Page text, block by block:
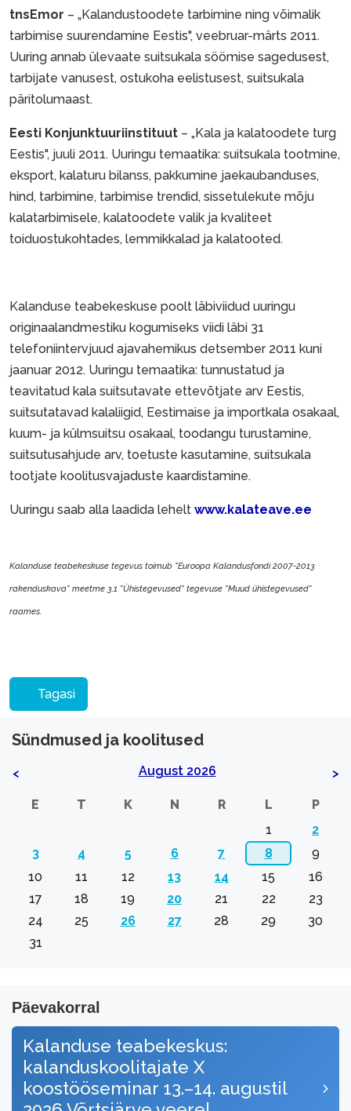
tnsEmor – „Kalandustoodete tarbimine ning võimalik
tarbimise suurendamine Eestis", veebruar-märts 2011.
Uuring annab ülevaate suitsukala söömise sagedusest,
tarbijate vanusest, ostukoha eelistusest, suitsukala
päritolumaast.
Eesti Konjunktuuriinstituut – „Kala ja kalatoodete turg
Eestis", juuli 2011. Uuringu temaatika: suitsukala tootmine,
eksport, kalaturu bilanss, pakkumine jaekaubanduses,
hind, tarbimine, tarbimise trendid, sissetulekute mõju
kalatarbimisele, kalatoodete valik ja kvaliteet
toiduostukohtades, lemmikkalad ja kalatooted.
Kalanduse teabekeskuse poolt läbiviidud uuringu
originaalandmestiku kogumiseks viidi läbi 31
telefoniintervjuud ajavahemikus detsember 2011 kuni
jaanuar 2012. Uuringu temaatika: tunnustatud ja
teavitatud kala suitsutavate ettevõtjate arv Eestis,
suitsutatavad kalaliigid, Eestimaise ja importkala osakaal,
kuum- ja külmsuitsu osakaal, toodangu turustamine,
suitsutusahjude arv, toetuste kasutamine, suitsukala
tootjate koolitusvajaduste kaardistamine.
Uuringu saab alla laadida lehelt www.kalateave.ee
Kalanduse teabekeskuse tegevus toimub "Euroopa Kalandusfondi 2007-2013
rakenduskava" meetme 3.1 "Ühistegevused" tegevuse "Muud ühistegevused"
raames.
Tagasi
Sündmused ja koolitused
< August 2026 >
E T K N R L
P
1
2
3
4 5 6 7 8
9
10
11 12 13 14 15
16
17
18 19 20 21 22
23
24
25 26 27 28 29
30
31
Päevakorral
Kalanduse teabekeskus:
kalanduskoolitajate X
koostööseminar 13.–14. augustil